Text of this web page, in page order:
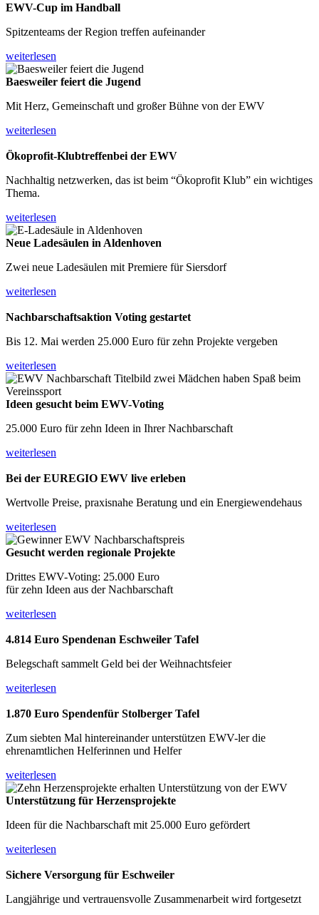
EWV-Cup im Handball
Spitzenteams der Region treffen aufeinander
weiterlesen
Baesweiler feiert die Jugend
Mit Herz, Gemeinschaft und großer Bühne von der EWV
weiterlesen
Ökoprofit-Klubtreffenbei der EWV
Nachhaltig netzwerken, das ist beim “Ökoprofit Klub” ein wichtiges
Thema.
weiterlesen
Neue Ladesäulen in Aldenhoven
Zwei neue Ladesäulen mit Premiere für Siersdorf
weiterlesen
Nachbarschaftsaktion Voting gestartet
Bis 12. Mai werden 25.000 Euro für zehn Projekte vergeben
weiterlesen
Ideen gesucht beim EWV-Voting
25.000 Euro für zehn Ideen in Ihrer Nachbarschaft
weiterlesen
Bei der EUREGIO EWV live erleben
Wertvolle Preise, praxisnahe Beratung und ein Energiewendehaus
weiterlesen
Gesucht werden regionale Projekte
Drittes EWV-Voting: 25.000 Euro
für zehn Ideen aus der Nachbarschaft
weiterlesen
4.814 Euro Spendenan Eschweiler Tafel
Belegschaft sammelt Geld bei der Weihnachtsfeier
weiterlesen
1.870 Euro Spendenfür Stolberger Tafel
Zum siebten Mal hintereinander unterstützen EWV-ler die
ehrenamtlichen Helferinnen und Helfer
weiterlesen
Unterstützung für Herzensprojekte
Ideen für die Nachbarschaft mit 25.000 Euro gefördert
weiterlesen
Sichere Versorgung für Eschweiler
Langjährige und vertrauensvolle Zusammenarbeit wird fortgesetzt